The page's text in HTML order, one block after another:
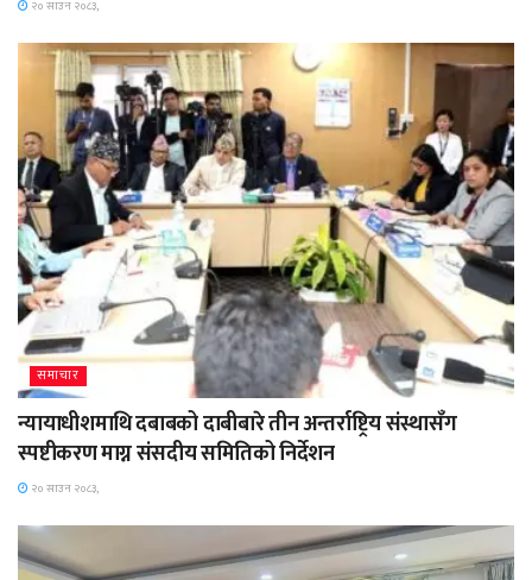
२० साउन २०८३,
समाचार
न्यायाधीशमाथि दबाबको दाबीबारे तीन अन्तर्राष्ट्रिय संस्थासँग
स्पष्टीकरण माग्न संसदीय समितिको निर्देशन
२० साउन २०८३,